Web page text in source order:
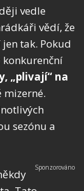
vedle
vědí, že
tak. Pokud
konkurenční
„plivají“ na
mizerné.
sezónu a